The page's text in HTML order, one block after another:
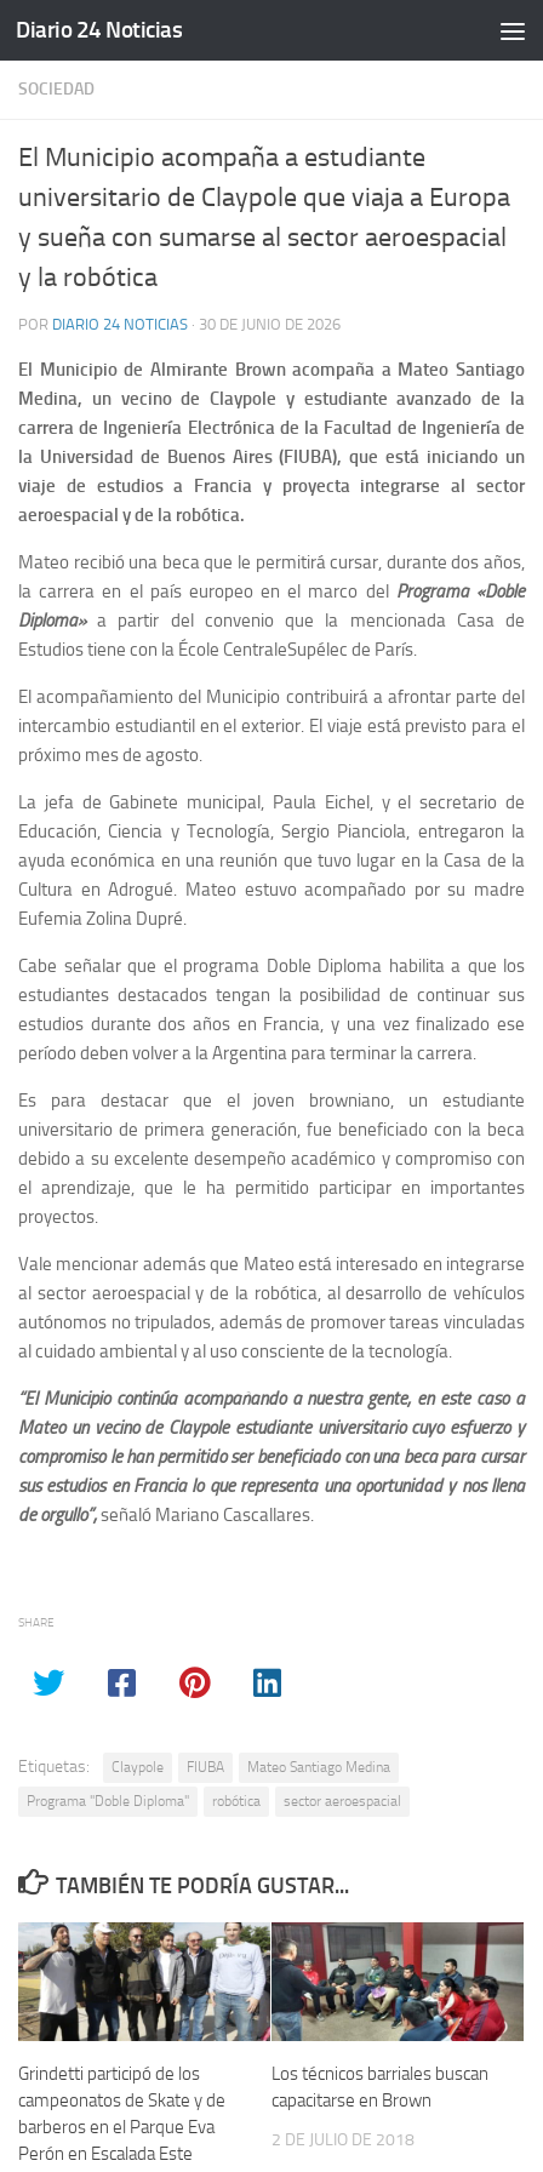
Saltar al contenido
Diario 24 Noticias
SOCIEDAD
El Municipio acompaña a estudiante
universitario de Claypole que viaja a Europa
y sueña con sumarse al sector aeroespacial
y la robótica
POR DIARIO 24 NOTICIAS · 30 DE JUNIO DE 2026
El Municipio de Almirante Brown acompaña a Mateo Santiago
Medina, un vecino de Claypole y estudiante avanzado de la
carrera de Ingeniería Electrónica de la Facultad de Ingeniería de
la Universidad de Buenos Aires (FIUBA), que está iniciando un
viaje de estudios a Francia y proyecta integrarse al sector
aeroespacial y de la robótica.
Mateo recibió una beca que le permitirá cursar, durante dos años,
la carrera en el país europeo en el marco del Programa «Doble
Diploma»a partir del convenio que la mencionada Casa de
Estudios tiene con la École CentraleSupélec de París.
El acompañamiento del Municipio contribuirá a afrontar parte del
intercambio estudiantil en el exterior. El viaje está previsto para el
próximo mes de agosto.
La jefa de Gabinete municipal, Paula Eichel, y el secretario de
Educación, Ciencia y Tecnología, Sergio Pianciola, entregaron la
ayuda económica en una reunión que tuvo lugar en la Casa de la
Cultura en Adrogué. Mateo estuvo acompañado por su madre
Eufemia Zolina Dupré.
Cabe señalar que el programa Doble Diploma habilita a que los
estudiantes destacados tengan la posibilidad de continuar sus
estudios durante dos años en Francia, y una vez finalizado ese
período deben volver a la Argentina para terminar la carrera.
Es para destacar que el joven browniano, un estudiante
universitario de primera generación, fue beneficiado con la beca
debido a su excelente desempeño académico y compromiso con
el aprendizaje, que le ha permitido participar en importantes
proyectos.
Vale mencionar además que Mateo está interesado en integrarse
al sector aeroespacial y de la robótica, al desarrollo de vehículos
autónomos no tripulados, además de promover tareas vinculadas
al cuidado ambiental y al uso consciente de la tecnología.
“El Municipio continúa acompañando a nuestra gente, en este caso a
Mateo un vecino de Claypole estudiante universitario cuyo esfuerzo y
compromiso le han permitido ser beneficiado con una beca para cursar
sus estudios en Francia lo que representa una oportunidad y nos llena
de orgullo”,señaló Mariano Cascallares.
SHARE
Etiquetas: Claypole FIUBA
Mateo Santiago Medina
Programa "Doble Diploma"
robótica sector aeroespacial
TAMBIÉN TE PODRÍA GUSTAR...
Grindetti participó de los
campeonatos de Skate y de
barberos en el Parque Eva
Perón en Escalada Este
Los técnicos barriales buscan
capacitarse en Brown
2 DE JULIO DE 2018